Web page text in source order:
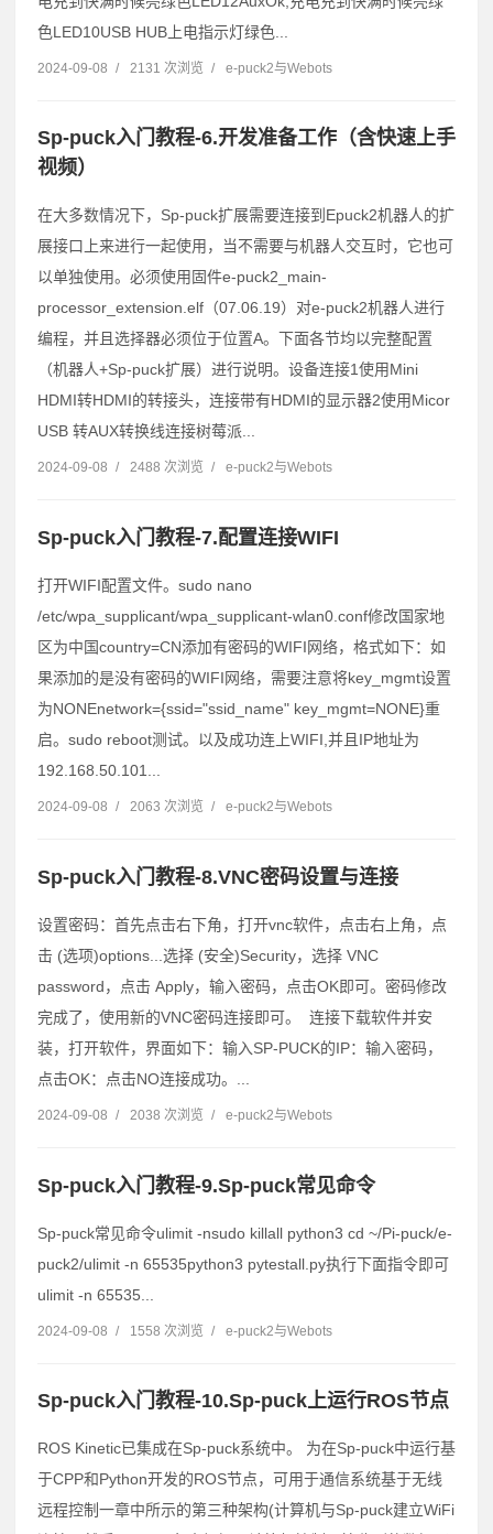
色LED10USB HUB上电指示灯绿色...
2024-09-08 / 2131 次浏览 / e-puck2与Webots
Sp-puck入门教程-6.开发准备工作（含快速上手
视频）
在大多数情况下，Sp-puck扩展需要连接到Epuck2机器人的扩
展接口上来进行一起使用，当不需要与机器人交互时，它也可
以单独使用。必须使用固件e-puck2_main-
processor_extension.elf（07.06.19）对e-puck2机器人进行
编程，并且选择器必须位于位置A。下面各节均以完整配置
（机器人+Sp-puck扩展）进行说明。设备连接1使用Mini
HDMI转HDMI的转接头，连接带有HDMI的显示器2使用Micor
USB 转AUX转换线连接树莓派...
2024-09-08 / 2488 次浏览 / e-puck2与Webots
Sp-puck入门教程-7.配置连接WIFI
打开WIFI配置文件。sudo nano
/etc/wpa_supplicant/wpa_supplicant-wlan0.conf修改国家地
区为中国country=CN添加有密码的WIFI网络，格式如下：如
果添加的是没有密码的WIFI网络，需要注意将key_mgmt设置
为NONEnetwork={ssid="ssid_name" key_mgmt=NONE}重
启。sudo reboot测试。以及成功连上WIFI,并且IP地址为
192.168.50.101...
2024-09-08 / 2063 次浏览 / e-puck2与Webots
Sp-puck入门教程-8.VNC密码设置与连接
设置密码：首先点击右下角，打开vnc软件，点击右上角，点
击 (选项)options...选择 (安全)Security，选择 VNC
password，点击 Apply，输入密码，点击OK即可。密码修改
完成了，使用新的VNC密码连接即可。 连接下载软件并安
装，打开软件，界面如下：输入SP-PUCK的IP：输入密码，
点击OK：点击NO连接成功。...
2024-09-08 / 2038 次浏览 / e-puck2与Webots
Sp-puck入门教程-9.Sp-puck常见命令
Sp-puck常见命令ulimit -nsudo killall python3 cd ~/Pi-puck/e-
puck2/ulimit -n 65535python3 pytestall.py执行下面指令即可
ulimit -n 65535...
2024-09-08 / 1558 次浏览 / e-puck2与Webots
Sp-puck入门教程-10.Sp-puck上运行ROS节点
ROS Kinetic已集成在Sp-puck系统中。 为在Sp-puck中运行基
于CPP和Python开发的ROS节点，可用于通信系统基于无线
远程控制一章中所示的第三种架构(计算机与Sp-puck建立WiFi